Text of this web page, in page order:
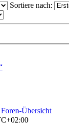
Sortiere nach:
Foren-Übersicht